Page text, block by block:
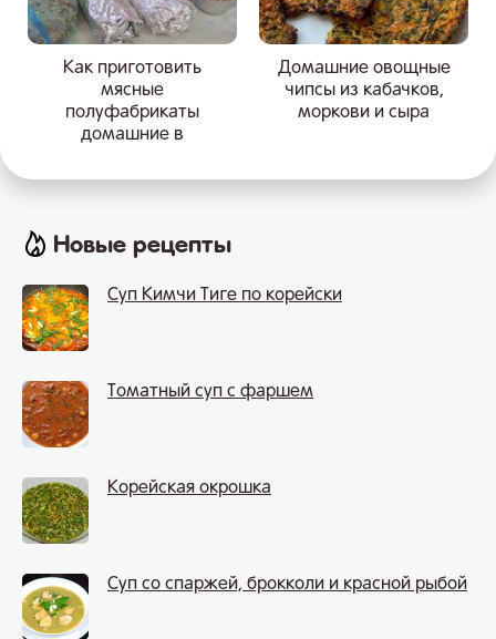
Как приготовить
мясные
полуфабрикаты
домашние в
Домашние овощные
чипсы из кабачков,
моркови и сыра
Новые рецепты
Суп Кимчи Тиге по корейски
Томатный суп с фаршем
Корейская окрошка
Суп со спаржей, брокколи и красной рыбой